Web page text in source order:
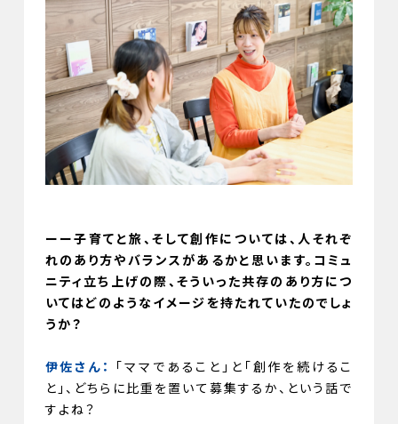
ーー子育てと旅、そして創作については、人それぞ
れのあり方やバランスがあるかと思います。コミュ
ニティ立ち上げの際、そういった共存のあり方につ
いてはどのようなイメージを持たれていたのでしょ
うか？
伊佐さん： 「ママであること」と「創作を続けるこ
と」、どちらに比重を置いて募集するか、という話で
すよね？